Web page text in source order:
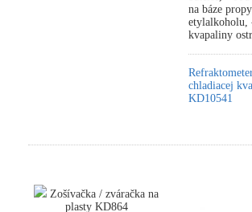
na báze
etylalkoholu,
kvapaliny
chladiacej
KD10541
Zošívačka / zváračka na
plasty KD864